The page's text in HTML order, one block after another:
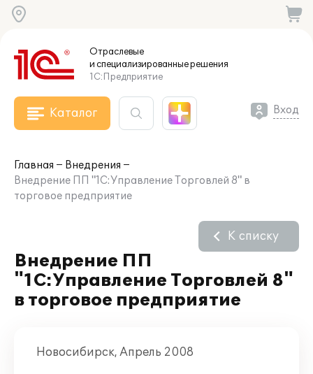
Отраслевые
и специализированныерешения
1С:Предприятие
Каталог Вход
Главная
Внедрения
Внедрение ПП "1С:Управление Торговлей 8" в
торговое предприятие
Внедрение ПП
"1С:Управление Торговлей 8"
в торговое предприятие
К списку
Новосибирск, Апрель 2008